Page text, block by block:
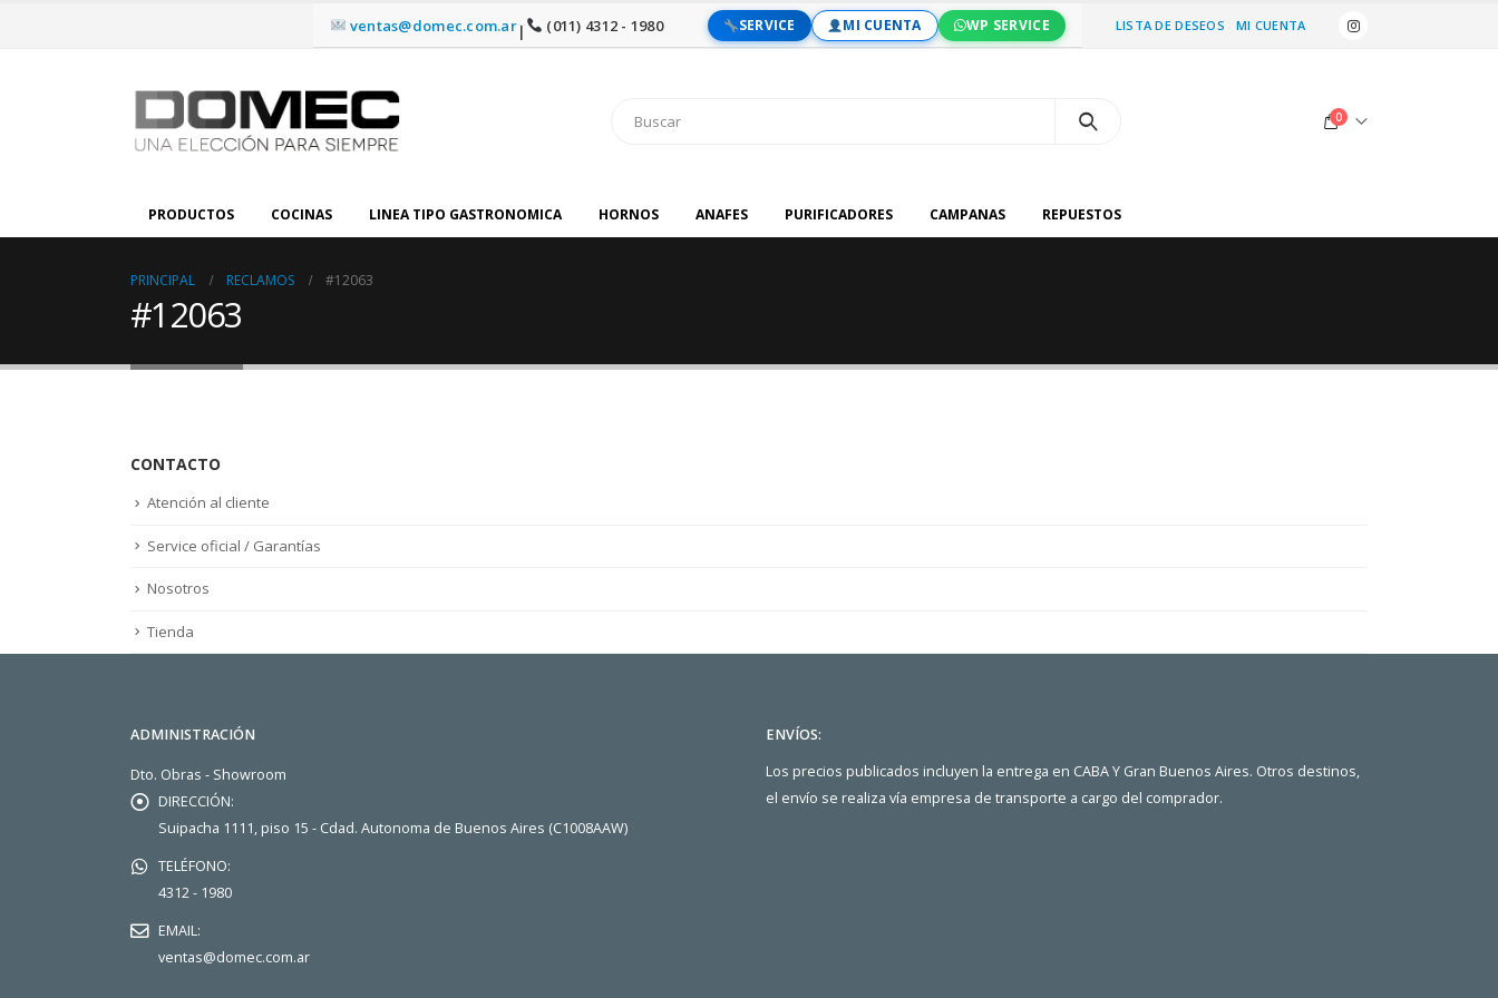
ventas@domec.com.ar| (011) 4312 - 1980 SERVICE MI CUENTA WP SERVICE LISTA DE DESEOS MI CUENTA
0
PRODUCTOS COCINAS LINEA TIPO GASTRONOMICA HORNOS ANAFES PURIFICADORES CAMPANAS REPUESTOS
PRINCIPAL RECLAMOS #12063
#12063
CONTACTO
Atención al cliente
Service oficial / Garantías
Nosotros
Tienda
ADMINISTRACIÓN
Dto. Obras - Showroom
DIRECCIÓN:
Suipacha 1111, piso 15 - Cdad. Autonoma de Buenos Aires (C1008AAW)
TELÉFONO:
4312 - 1980
EMAIL:
ventas@domec.com.ar
ENVÍOS:
Los precios publicados incluyen la entrega en CABA Y Gran Buenos Aires. Otros destinos,
el envío se realiza vía empresa de transporte a cargo del comprador.